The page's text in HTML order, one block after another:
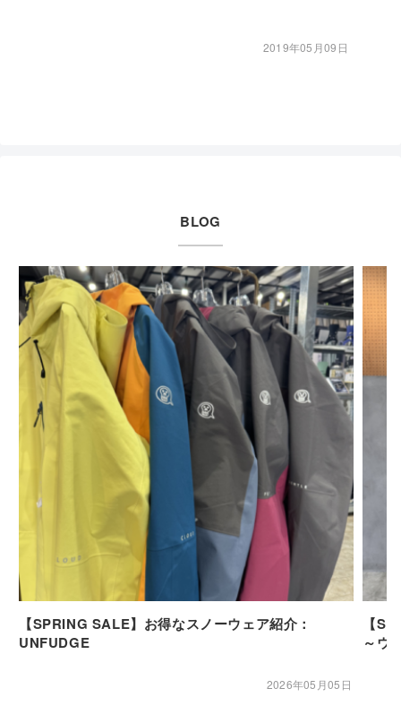
2019年05月09日
BLOG
【SPRING SALE】お得なスノーウェア紹介：
UNFUDGE
2026年05月05日
【
～ウ